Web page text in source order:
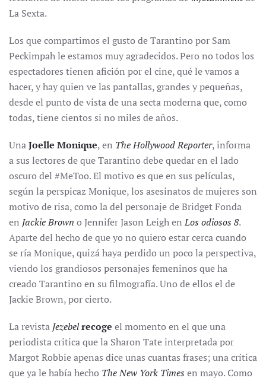
La Sexta.
Los que compartimos el gusto de Tarantino por Sam
Peckimpah le estamos muy agradecidos. Pero no todos los
espectadores tienen afición por el cine, qué le vamos a
hacer, y hay quien ve las pantallas, grandes y pequeñas,
desde el punto de vista de una secta moderna que, como
todas, tiene cientos si no miles de años.
UnaJoelle Monique, en The Hollywood Reporter, informa
a sus lectores de que Tarantino debe quedar en el lado
oscuro del #MeToo. El motivo es que en sus películas,
según la perspicaz Monique, los asesinatos de mujeres son
motivo de risa, como la del personaje de Bridget Fonda
en Jackie Brown o Jennifer Jason Leigh enLos odiosos 8.
Aparte del hecho de que yo no quiero estar cerca cuando
se ría Monique, quizá haya perdido un poco la perspectiva,
viendo los grandiosos personajes femeninos que ha
creado Tarantino en su filmografía. Uno de ellos el de
Jackie Brown, por cierto.
La revista Jezebelrecoge el momento en el que una
periodista critica que la Sharon Tate interpretada por
Margot Robbie apenas dice unas cuantas frases; una crítica
que ya le había hecho The New York Times en mayo. Como